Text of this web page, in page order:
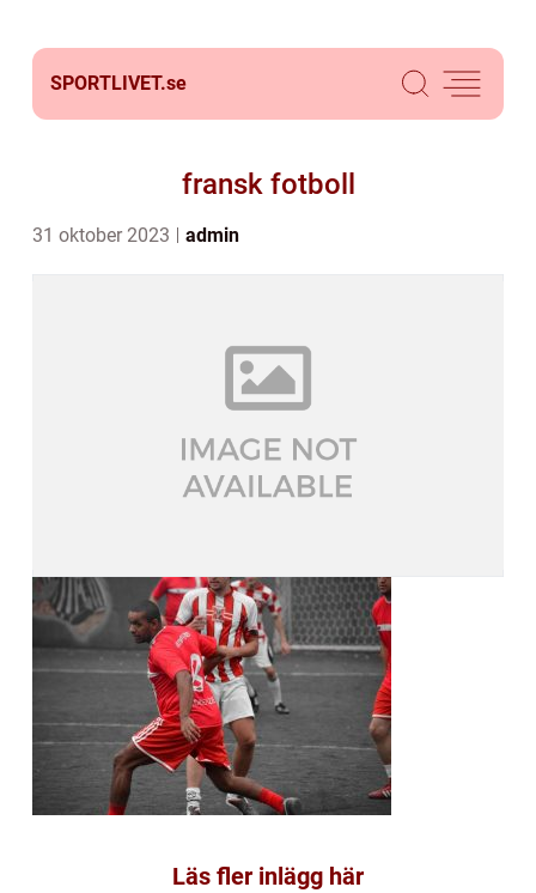
SPORTLIVET.se
fransk fotboll
31 oktober 2023 admin
Läs fler inlägg här